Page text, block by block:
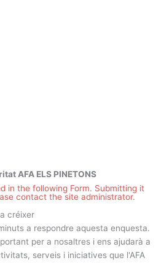
AFA ELS PINETONS
in the following Form. Submitting it
contact the site administrator.
créixer
a respondre aquesta enquesta.
per a nosaltres i ens ajudarà a
serveis i iniciatives que l'AFA